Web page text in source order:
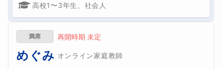
高校1〜3年生、社会人
満席 再開時期 未定
めぐみ オンライン家庭教師